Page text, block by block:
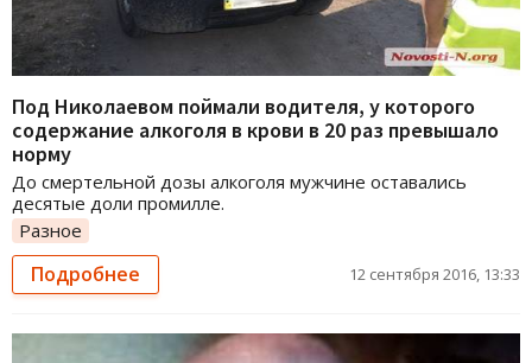
Под Николаевом поймали водителя, у которого
содержание алкоголя в крови в 20 раз превышало
норму
До смертельной дозы алкоголя мужчине оставались
десятые доли промилле.
Разное
Подробнее 12 сентября 2016, 13:33